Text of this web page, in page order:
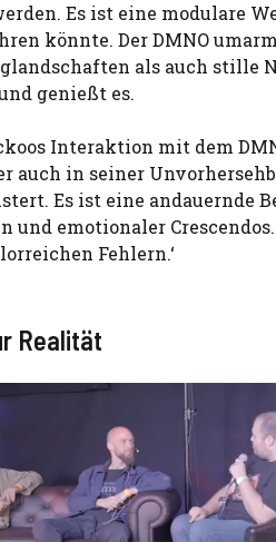
Es ist eine modulare
könnte. Der DMNO
als auch stille
genießt es.
Interaktion mit dem
auch in seiner
Es ist eine andauernde
und emotionaler
Fehlern.‘
Realität